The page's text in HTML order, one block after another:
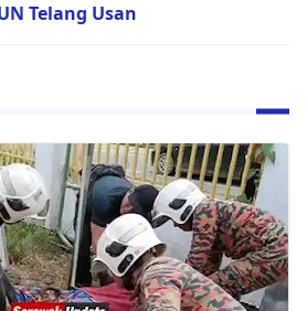
Telang Usan